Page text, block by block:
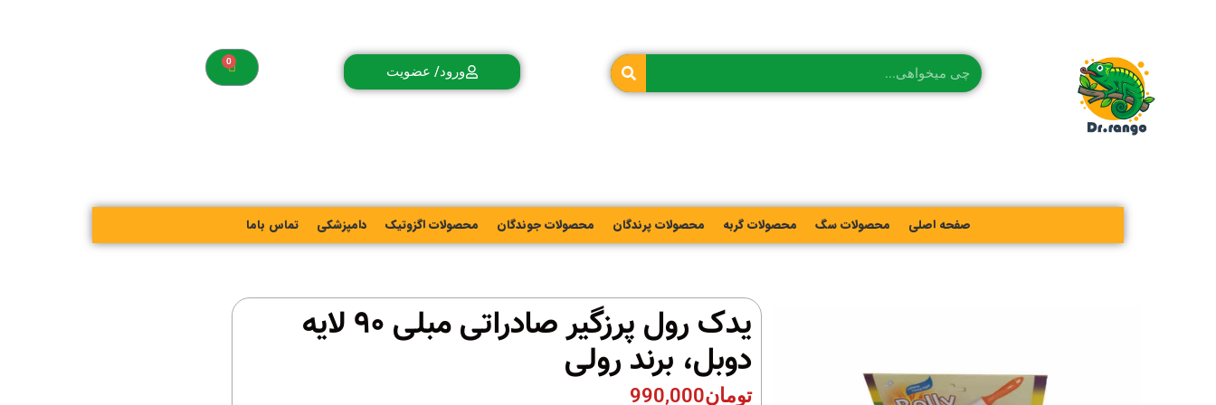
ورود/ عضویت
صفحه اصلی محصولات سگ محصولات گربه محصولات پرندگان محصولات جوندگان محصولات اگزوتیک دامپزشکی تماس باما
یدک رول پرزگیر صادراتی مبلی 90 لایه
دوبل، برند رولی
تومان990,000